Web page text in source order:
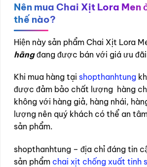
Nên mua Chai Xịt Lora Men
thế nào?
Hiện này sản phẩm Chai Xịt Lora
hãngđang được bán với giá ưu
Khi mua hàng tại shopthanhtung
được đảm bảo chất lượng hàng
không với hàng giả, hàng nhái,
lượng nên quý khách có thể an
sản phẩm.
shopthanhtung – địa chỉ đáng tin
sản phẩm chai xịt chống xuất tinh